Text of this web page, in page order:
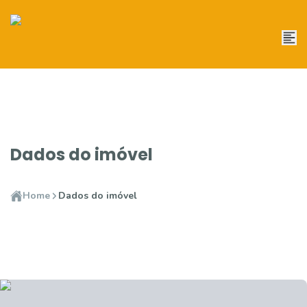
Dados do imóvel
Home Dados do imóvel